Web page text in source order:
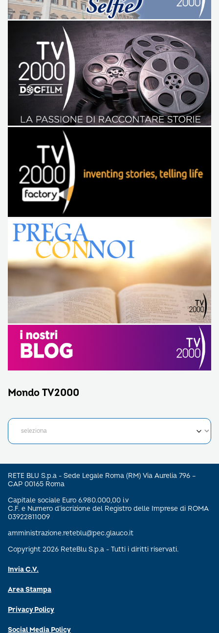
Mondo TV2000
RETE BLU S.p.a - Sede Legale Roma (RM) Via Aurelia 796 –
CAP 00165 Roma
Capitale sociale Euro 6.980.000,00 i.v
C.F. e Numero d’iscrizione del Registro delle Imprese di ROMA
03922811009
amministrazione.reteblu@pec.glauco.it
Copyright 2026 ReteBlu S.p.a - Tutti i diritti riservati.
Invia C.V.
Area Stampa
Privacy Policy
Social Media Policy